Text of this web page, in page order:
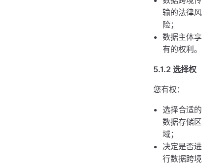
输的法律风
险；
数据主体享
有的权利。
5.1.2 选择权
您有权：
选择合适的
数据存储区
域；
决定是否进
行数据跨境